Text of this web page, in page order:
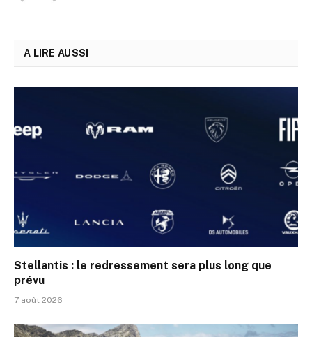
A LIRE AUSSI
Stellantis : le redressement sera plus long que
prévu
7 août 2026